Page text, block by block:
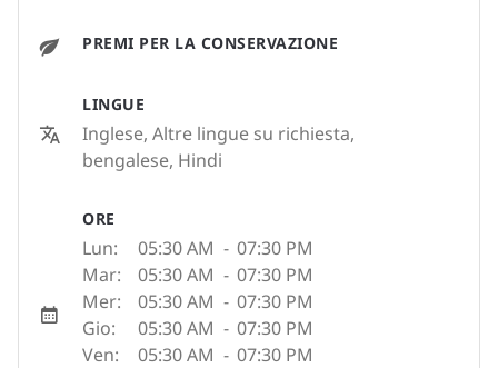
PREMI PER LA CONSERVAZIONE
LINGUE
Inglese, Altre lingue su richiesta,
bengalese, Hindi
ORE
Lun: 05:30 AM - 07:30 PM
Mar:
05:30 AM - 07:30 PM
Mer:
05:30 AM - 07:30 PM
Gio:
05:30 AM - 07:30 PM
Ven:
05:30 AM - 07:30 PM